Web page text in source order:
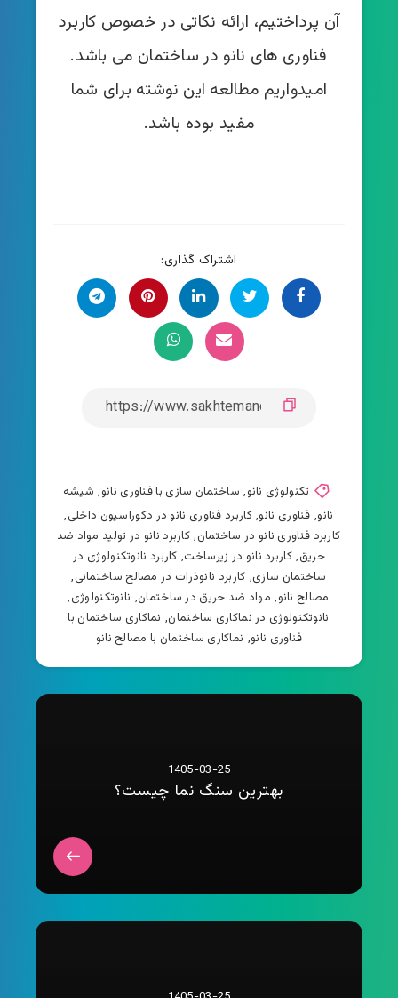
آن پرداختیم، ارائه نکاتی در خصوص کاربرد
فناوری های نانو در ساختمان می باشد.
امیدواریم مطالعه این نوشته برای شما
مفید بود‌ه باشد.
اشتراک گذاری:
تکنولوژی نانو, ساختمان سازی با فناوری نانو, شیشه
نانو, فناوری نانو, کاربرد فناوری نانو در دکوراسیون داخلی,
کاربرد فناوری نانو در ساختمان, کاربرد نانو در تولید مواد ضد
حریق, کاربرد نانو در زیرساخت, کاربرد نانوتکنولوژی در
ساختمان سازی, کاربرد نانوذرات در مصالح ساختمانی,
مصالح نانو, مواد ضد حریق در ساختمان, نانوتکنولوژی,
نانوتکنولوژی در نماکاری ساختمان, نماکاری ساختمان با
فناوری نانو, نماکاری ساختمان با مصالح نانو
1405-03-25
بهترین سنگ نما چیست؟